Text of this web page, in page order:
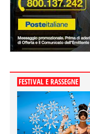
FESTIVAL E RASSEGNE